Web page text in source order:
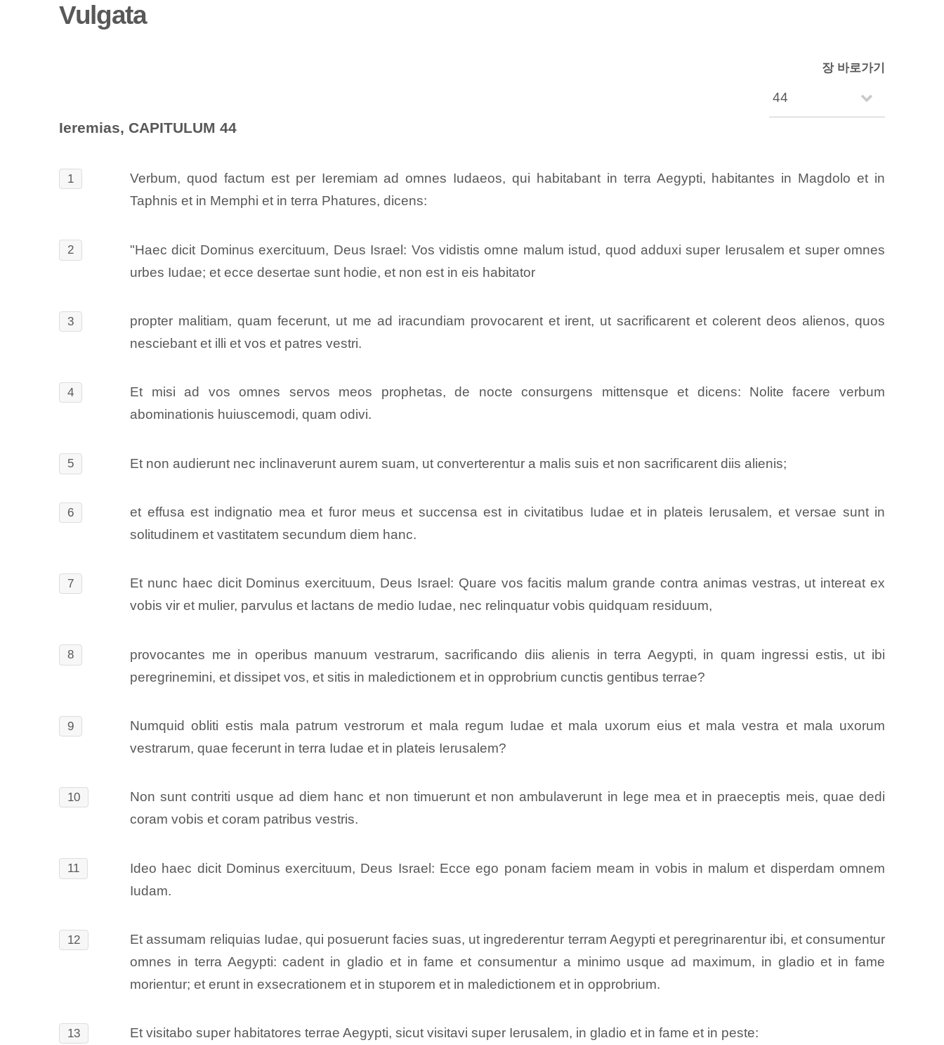
Vulgata
장 바로가기
Ieremias, CAPITULUM 44
1
Verbum, quod factum est per Ieremiam ad omnes Iudaeos, qui habitabant in terra Aegypti, habitantes in Magdolo et in
Taphnis et in Memphi et in terra Phatures, dicens:
2
"Haec dicit Dominus exercituum, Deus Israel: Vos vidistis omne malum istud, quod adduxi super Ierusalem et super omnes
urbes Iudae; et ecce desertae sunt hodie, et non est in eis habitator
3
propter malitiam, quam fecerunt, ut me ad iracundiam provocarent et irent, ut sacrificarent et colerent deos alienos, quos
nesciebant et illi et vos et patres vestri.
4
Et misi ad vos omnes servos meos prophetas, de nocte consurgens mittensque et dicens: Nolite facere verbum
abominationis huiuscemodi, quam odivi.
5 Et non audierunt nec inclinaverunt aurem suam, ut converterentur a malis suis et non sacrificarent diis alienis;
6
et effusa est indignatio mea et furor meus et succensa est in civitatibus Iudae et in plateis Ierusalem, et versae sunt in
solitudinem et vastitatem secundum diem hanc.
7
Et nunc haec dicit Dominus exercituum, Deus Israel: Quare vos facitis malum grande contra animas vestras, ut intereat ex
vobis vir et mulier, parvulus et lactans de medio Iudae, nec relinquatur vobis quidquam residuum,
8
provocantes me in operibus manuum vestrarum, sacrificando diis alienis in terra Aegypti, in quam ingressi estis, ut ibi
peregrinemini, et dissipet vos, et sitis in maledictionem et in opprobrium cunctis gentibus terrae?
9
Numquid obliti estis mala patrum vestrorum et mala regum Iudae et mala uxorum eius et mala vestra et mala uxorum
vestrarum, quae fecerunt in terra Iudae et in plateis Ierusalem?
10
Non sunt contriti usque ad diem hanc et non timuerunt et non ambulaverunt in lege mea et in praeceptis meis, quae dedi
coram vobis et coram patribus vestris.
11
Ideo haec dicit Dominus exercituum, Deus Israel: Ecce ego ponam faciem meam in vobis in malum et disperdam omnem
Iudam.
12
Et assumam reliquias Iudae, qui posuerunt facies suas, ut ingrederentur terram Aegypti et peregrinarentur ibi, et consumentur
omnes in terra Aegypti: cadent in gladio et in fame et consumentur a minimo usque ad maximum, in gladio et in fame
morientur; et erunt in exsecrationem et in stuporem et in maledictionem et in opprobrium.
13 Et visitabo super habitatores terrae Aegypti, sicut visitavi super Ierusalem, in gladio et in fame et in peste: